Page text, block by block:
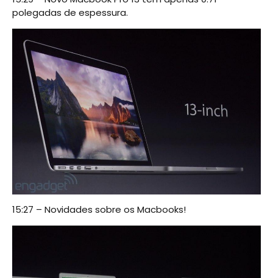
polegadas de espessura.
15:27 – Novidades sobre os Macbooks!